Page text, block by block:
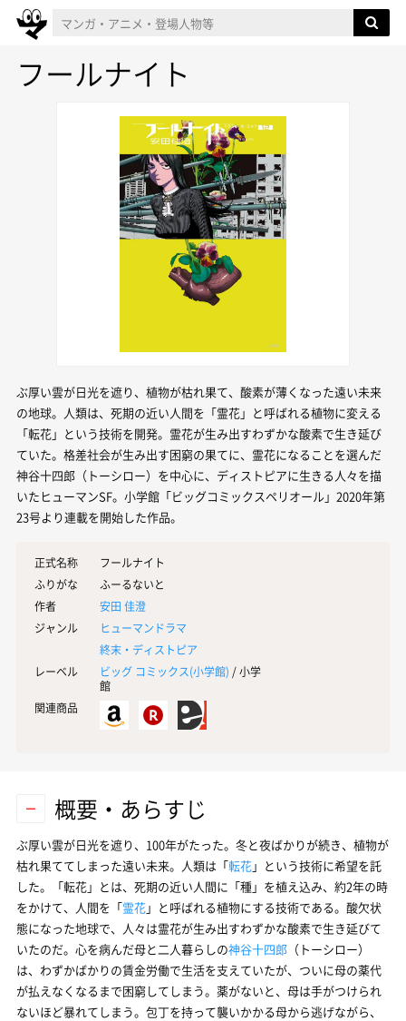
フールナイト
ぶ厚い雲が日光を遮り、植物が枯れ果て、酸素が薄くなった遠い未来
の地球。人類は、死期の近い人間を「霊花」と呼ばれる植物に変える
「転花」という技術を開発。霊花が生み出すわずかな酸素で生き延び
ていた。格差社会が生み出す困窮の果てに、霊花になることを選んだ
神谷十四郎（トーシロー）を中心に、ディストピアに生きる人々を描
いたヒューマンSF。小学館「ビッグコミックスペリオール」2020年第
23号より連載を開始した作品。
正式名称
フールナイト
ふりがな
ふーるないと
作者
安田 佳澄
ジャンル
ヒューマンドラマ
終末・ディストピア
レーベル
ビッグ コミックス(小学館) / 小学
館
関連商品
概要・あらすじ
ぶ厚い雲が日光を遮り、100年がたった。冬と夜ばかりが続き、植物が
枯れ果ててしまった遠い未来。人類は「転花」という技術に希望を託
した。「転花」とは、死期の近い人間に「種」を植え込み、約2年の時
をかけて、人間を「霊花」と呼ばれる植物にする技術である。酸欠状
態になった地球で、人々は霊花が生み出すわずかな酸素で生き延びて
いたのだ。心を病んだ母と二人暮らしの神谷十四郎 （トーシロー）
は、わずかばかりの賃金労働で生活を支えていたが、ついに母の薬代
が払えなくなるまで困窮してしまう。薬がないと、母は手がつけられ
ないほど暴れてしまう。包丁を持って襲いかかる母から逃げながら、